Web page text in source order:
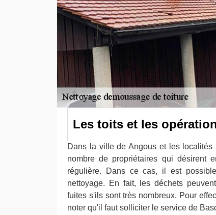
Les toits et les
Dans la ville de Angous et les
nombre de propriétaires qui désirent
régulière. Dans ce cas, il est
nettoyage. En fait, les déchets
fuites s'ils sont très nombreux. Pour
noter qu'il faut solliciter le service de